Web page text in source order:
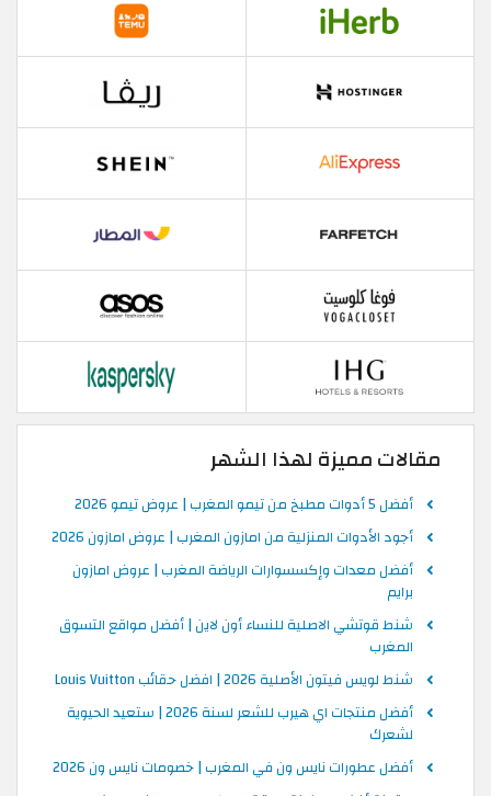
مقالات مميزة لهذا الشهر
أفضل 5 أدوات مطبخ من تيمو المغرب | عروض تيمو 2026
أجود الأدوات المنزلية من امازون المغرب | عروض امازون 2026
أفضل معدات وإكسسوارات الرياضة المغرب | عروض امازون
برايم
شنط قوتشي الاصلية للنساء أون لاين | أفضل مواقع التسوق
المغرب
شنط لويس فيتون الأصلية 2026 | افضل حقائب Louis Vuitton
أفضل منتجات اي هيرب للشعر لسنة 2026 | ستعيد الحيوية
لشعرك
أفضل عطورات نايس ون في المغرب | خصومات نايس ون 2026